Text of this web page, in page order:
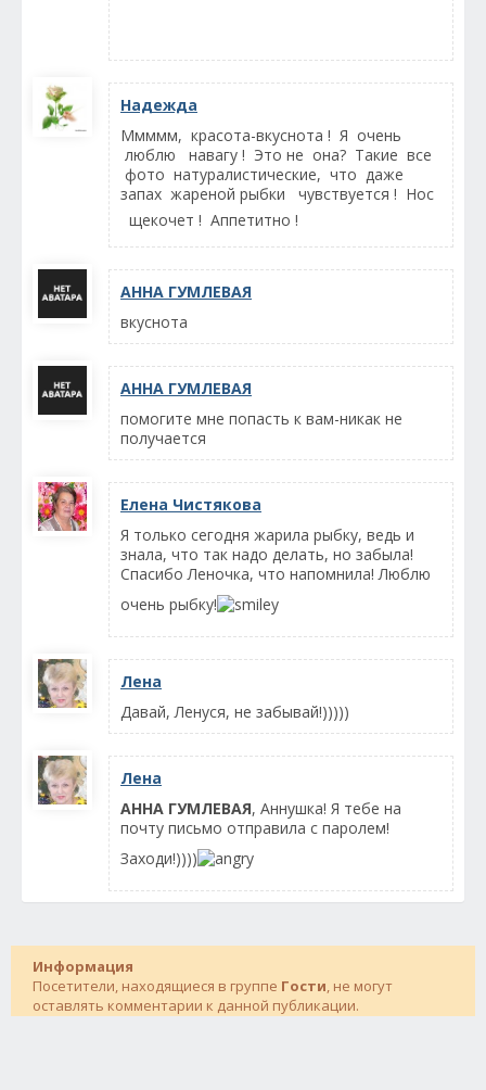
Надежда
Ммммм, красота-вкуснота ! Я очень
люблю навагу ! Это не она? Такие все
фото натуралистические, что даже
запах жареной рыбки чувствуется ! Нос
щекочет ! Аппетитно !
АННА ГУМЛЕВАЯ
вкуснота
АННА ГУМЛЕВАЯ
помогите мне попасть к вам-никак не
получается
Елена Чистякова
Я только сегодня жарила рыбку, ведь и
знала, что так надо делать, но забыла!
Спасибо Леночка, что напомнила! Люблю
очень рыбку!
Лена
Давай, Ленуся, не забывай!)))))
Лена
АННА ГУМЛЕВАЯ, Аннушка! Я тебе на
почту письмо отправила с паролем!
Заходи!))))
Информация
Посетители, находящиеся в группе Гости, не могут
оставлять комментарии к данной публикации.